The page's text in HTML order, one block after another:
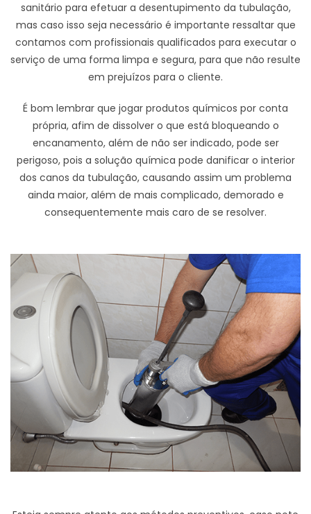
sanitário para efetuar a desentupimento da tubulação,
mas caso isso seja necessário é importante ressaltar que
contamos com profissionais qualificados para executar o
serviço de uma forma limpa e segura, para que não resulte
em prejuízos para o cliente.
É bom lembrar que jogar produtos químicos por conta
própria, afim de dissolver o que está bloqueando o
encanamento, além de não ser indicado, pode ser
perigoso, pois a solução química pode danificar o interior
dos canos da tubulação, causando assim um problema
ainda maior, além de mais complicado, demorado e
consequentemente mais caro de se resolver.